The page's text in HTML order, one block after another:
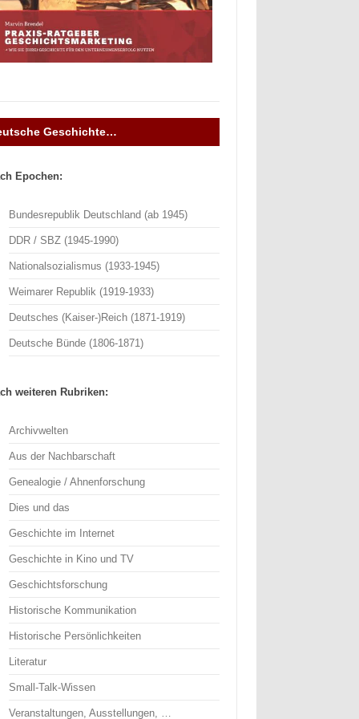
Geschichte…
Epochen:
Bundesrepublik Deutschland (ab 1945)
DDR / SBZ (1945-1990)
Nationalsozialismus (1933-1945)
Weimarer Republik (1919-1933)
Deutsches (Kaiser-)Reich (1871-1919)
Deutsche Bünde (1806-1871)
weiteren Rubriken:
Archivwelten
Aus der Nachbarschaft
Genealogie / Ahnenforschung
Dies und das
Geschichte im Internet
Geschichte in Kino und TV
Geschichtsforschung
Historische Kommunikation
Historische Persönlichkeiten
Literatur
Small-Talk-Wissen
Veranstaltungen, Ausstellungen, …